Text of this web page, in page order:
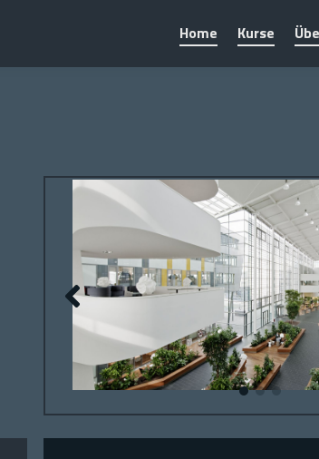
Home Kurse